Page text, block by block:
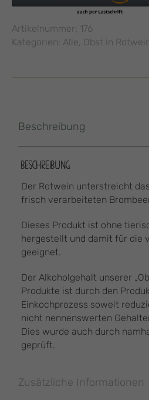
Artikelnummer: 176
Kategorien: Alle, Obst in
Beschreibung
BESCHREIBUNG
Der Rotwein unterstreicht
frisch verarbeiteten
Dieses Produkt ist ohne
hergestellt und damit für die
geeignet.
Der Alkoholgehalt unserer
Produkte ist durch den
Einkochprozess soweit
nicht nennenswerten
Dies wurde auch durch
geprüft.
Zusätzliche Informationen